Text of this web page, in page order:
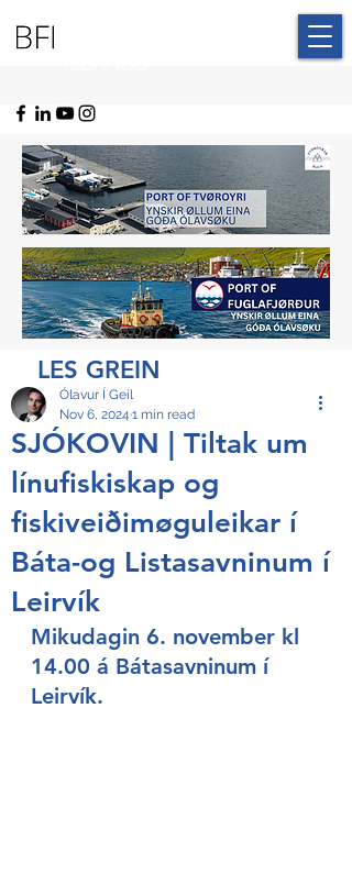
LES GREIN
SJÓKOVIN | Tiltak um
línufiskiskap og
fiskiveiðimøguleikar í
Báta-og Listasavninum í
Leirvík
Ólavur Í Geil
Nov 6, 2024 1 min read
Mikudagin 6. november kl
14.00 á Bátasavninum í
Leirvík.